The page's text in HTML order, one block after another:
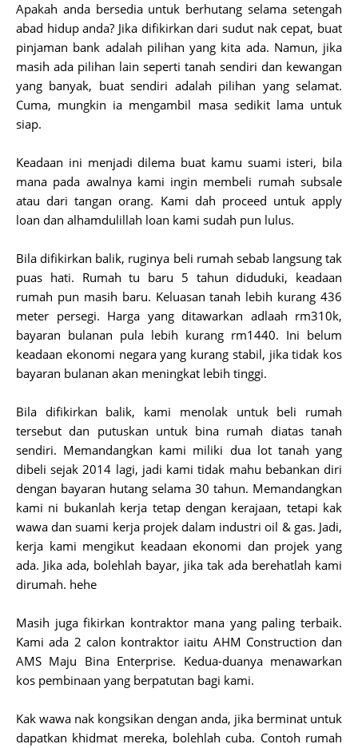
Apakah anda bersedia untuk berhutang selama setengah
abad hidup anda? Jika difikirkan dari sudut nak cepat, buat
pinjaman bank adalah pilihan yang kita ada. Namun, jika
masih ada pilihan lain seperti tanah sendiri dan kewangan
yang banyak, buat sendiri adalah pilihan yang selamat.
Cuma, mungkin ia mengambil masa sedikit lama untuk
siap.
Keadaan ini menjadi dilema buat kamu suami isteri, bila
mana pada awalnya kami ingin membeli rumah subsale
atau dari tangan orang. Kami dah proceed untuk apply
loan dan alhamdulillah loan kami sudah pun lulus.
Bila difikirkan balik, ruginya beli rumah sebab langsung tak
puas hati. Rumah tu baru 5 tahun diduduki, keadaan
rumah pun masih baru. Keluasan tanah lebih kurang 436
meter persegi. Harga yang ditawarkan adlaah rm310k,
bayaran bulanan pula lebih kurang rm1440. Ini belum
keadaan ekonomi negara yang kurang stabil, jika tidak kos
bayaran bulanan akan meningkat lebih tinggi.
Bila difikirkan balik, kami menolak untuk beli rumah
tersebut dan putuskan untuk bina rumah diatas tanah
sendiri. Memandangkan kami miliki dua lot tanah yang
dibeli sejak 2014 lagi, jadi kami tidak mahu bebankan diri
dengan bayaran hutang selama 30 tahun. Memandangkan
kami ni bukanlah kerja tetap dengan kerajaan, tetapi kak
wawa dan suami kerja projek dalam industri oil & gas. Jadi,
kerja kami mengikut keadaan ekonomi dan projek yang
ada. Jika ada, bolehlah bayar, jika tak ada berehatlah kami
dirumah. hehe
Masih juga fikirkan kontraktor mana yang paling terbaik.
Kami ada 2 calon kontraktor iaitu AHM Construction dan
AMS Maju Bina Enterprise. Kedua-duanya menawarkan
kos pembinaan yang berpatutan bagi kami.
Kak wawa nak kongsikan dengan anda, jika berminat untuk
dapatkan khidmat mereka, bolehlah cuba. Contoh rumah